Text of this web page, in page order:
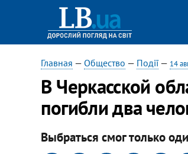
Главная — Общество — Події— 14
В Черкасской
погибли два
Выбраться смог только